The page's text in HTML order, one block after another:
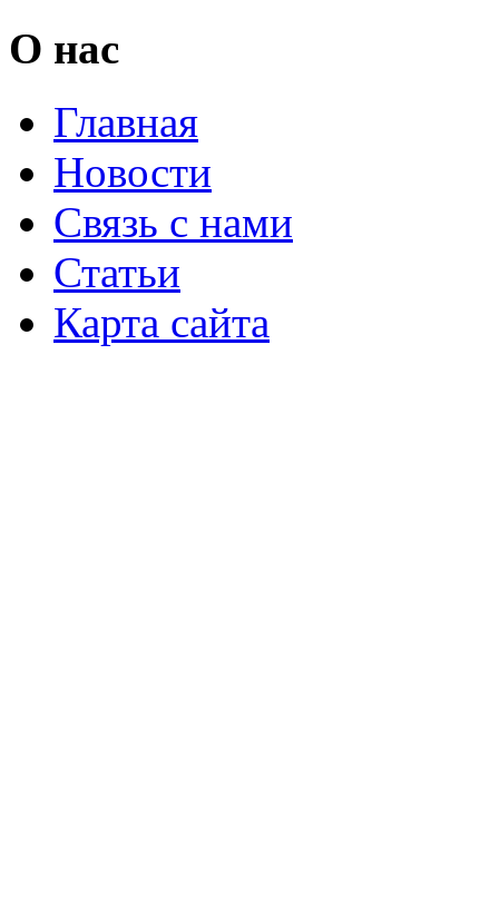
О нас
Главная
Новости
Связь с нами
Статьи
Карта сайта